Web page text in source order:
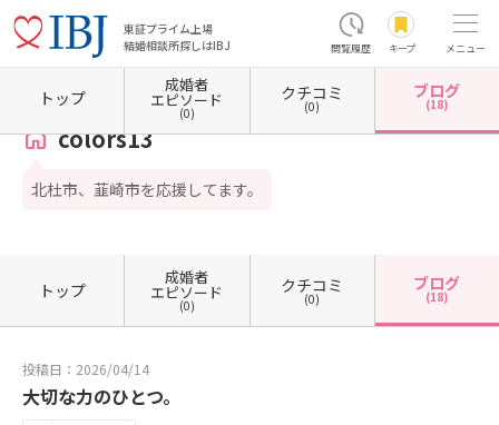
東証プライム上場
結婚相談所探しはIBJ
閲覧履歴 キープ メニュー
ホーム 山梨県の結婚相談所 山梨県北杜市 colors13 カウンセラーブログ一覧
colors13
北杜市、韮崎市を応援してます。
トップ
成婚者
エピソード
(0)
クチコミ
(0)
ブログ
(18)
トップ
成婚者
エピソード
(0)
クチコミ
(0)
ブログ
(18)
投稿日：2026/04/14
大切な力のひとつ。